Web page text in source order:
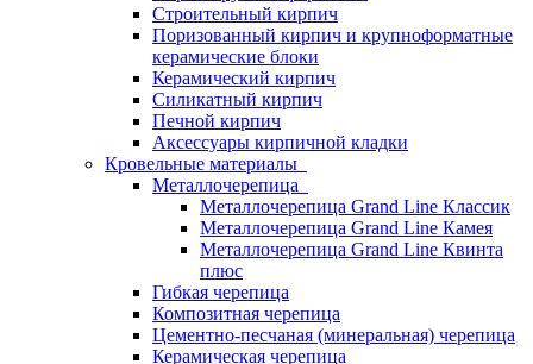
Строительный кирпич
Поризованный кирпич и крупноформатные
керамические блоки
Керамический кирпич
Силикатный кирпич
Печной кирпич
Аксессуары кирпичной кладки
Кровельные материалы
Металлочерепица
Металлочерепица Grand Line Классик
Металлочерепица Grand Line Камея
Металлочерепица Grand Line Квинта
плюс
Гибкая черепица
Композитная черепица
Цементно-песчаная (минеральная) черепица
Керамическая черепица